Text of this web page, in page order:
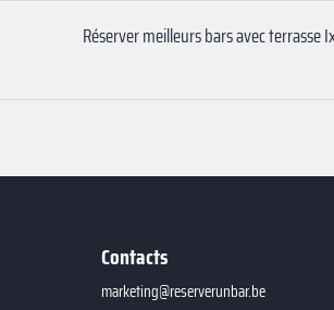
Contacts
marketing@reserverunbar.be